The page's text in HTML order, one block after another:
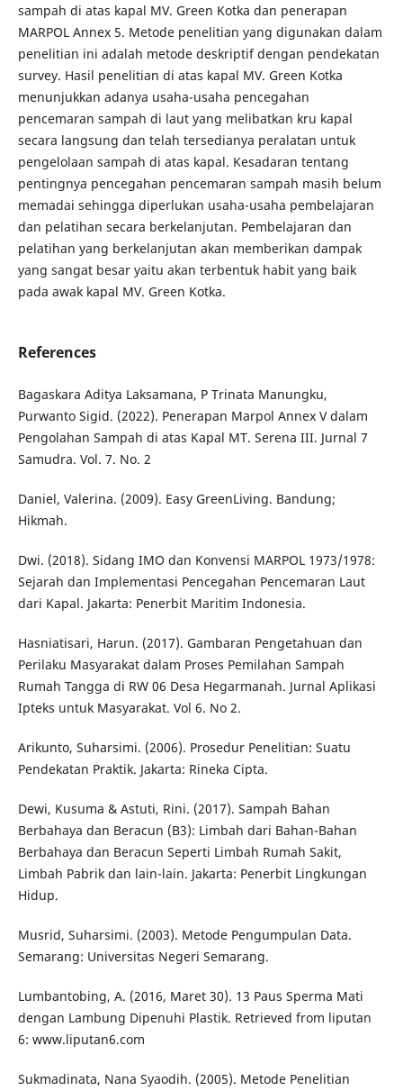
sampah di atas kapal MV. Green Kotka dan penerapan
MARPOL Annex 5. Metode penelitian yang digunakan dalam
penelitian ini adalah metode deskriptif dengan pendekatan
survey. Hasil penelitian di atas kapal MV. Green Kotka
menunjukkan adanya usaha-usaha pencegahan
pencemaran sampah di laut yang melibatkan kru kapal
secara langsung dan telah tersedianya peralatan untuk
pengelolaan sampah di atas kapal. Kesadaran tentang
pentingnya pencegahan pencemaran sampah masih belum
memadai sehingga diperlukan usaha-usaha pembelajaran
dan pelatihan secara berkelanjutan. Pembelajaran dan
pelatihan yang berkelanjutan akan memberikan dampak
yang sangat besar yaitu akan terbentuk habit yang baik
pada awak kapal MV. Green Kotka.
References
Bagaskara Aditya Laksamana, P Trinata Manungku,
Purwanto Sigid. (2022). Penerapan Marpol Annex V dalam
Pengolahan Sampah di atas Kapal MT. Serena III. Jurnal 7
Samudra. Vol. 7. No. 2
Daniel, Valerina. (2009). Easy GreenLiving. Bandung;
Hikmah.
Dwi. (2018). Sidang IMO dan Konvensi MARPOL 1973/1978:
Sejarah dan Implementasi Pencegahan Pencemaran Laut
dari Kapal. Jakarta: Penerbit Maritim Indonesia.
Hasniatisari, Harun. (2017). Gambaran Pengetahuan dan
Perilaku Masyarakat dalam Proses Pemilahan Sampah
Rumah Tangga di RW 06 Desa Hegarmanah. Jurnal Aplikasi
Ipteks untuk Masyarakat. Vol 6. No 2.
Arikunto, Suharsimi. (2006). Prosedur Penelitian: Suatu
Pendekatan Praktik. Jakarta: Rineka Cipta.
Dewi, Kusuma & Astuti, Rini. (2017). Sampah Bahan
Berbahaya dan Beracun (B3): Limbah dari Bahan-Bahan
Berbahaya dan Beracun Seperti Limbah Rumah Sakit,
Limbah Pabrik dan lain-lain. Jakarta: Penerbit Lingkungan
Hidup.
Musrid, Suharsimi. (2003). Metode Pengumpulan Data.
Semarang: Universitas Negeri Semarang.
Lumbantobing, A. (2016, Maret 30). 13 Paus Sperma Mati
dengan Lambung Dipenuhi Plastik. Retrieved from liputan
6: www.liputan6.com
Sukmadinata, Nana Syaodih. (2005). Metode Penelitian